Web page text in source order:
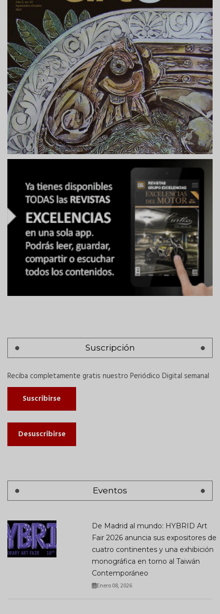
Suscripción
Reciba completamente gratis nuestro Periódico Digital semanal
Suscribirse
Desuscribirse
Eventos
De Madrid al mundo: HYBRID Art
Fair 2026 anuncia sus expositores de
cuatro continentes y una exhibición
monográfica en torno al Taiwán
Contemporáneo
Enero 08, 2026